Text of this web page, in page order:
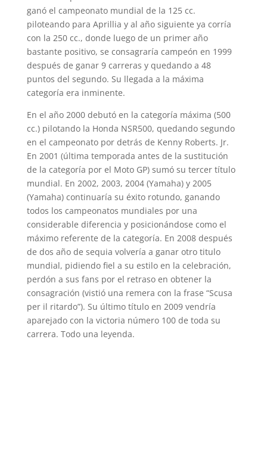
ganó el campeonato mundial de la 125 cc.
piloteando para Aprillia y al año siguiente ya corría
con la 250 cc., donde luego de un primer año
bastante positivo, se consagraría campeón en 1999
después de ganar 9 carreras y quedando a 48
puntos del segundo. Su llegada a la máxima
categoría era inminente.
En el año 2000 debutó en la categoría máxima (500
cc.) pilotando la Honda NSR500, quedando segundo
en el campeonato por detrás de Kenny Roberts. Jr.
En 2001 (última temporada antes de la sustitución
de la categoría por el Moto GP) sumó su tercer título
mundial. En 2002, 2003, 2004 (Yamaha) y 2005
(Yamaha) continuaría su éxito rotundo, ganando
todos los campeonatos mundiales por una
considerable diferencia y posicionándose como el
máximo referente de la categoría. En 2008 después
de dos año de sequia volvería a ganar otro titulo
mundial, pidiendo fiel a su estilo en la celebración,
perdón a sus fans por el retraso en obtener la
consagración (vistió una remera con la frase “Scusa
per il ritardo”). Su último título en 2009 vendría
aparejado con la victoria número 100 de toda su
carrera. Todo una leyenda.